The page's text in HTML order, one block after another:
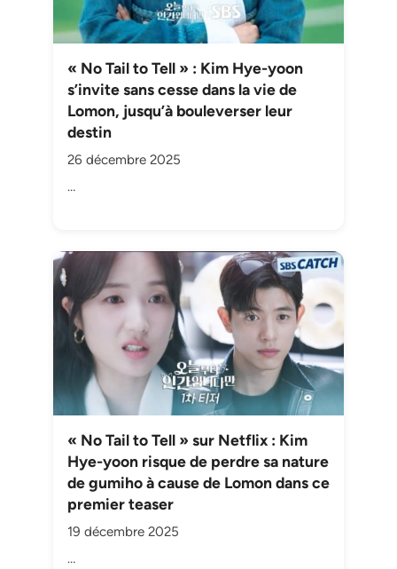
« No Tail to Tell » : Kim Hye-yoon
s’invite sans cesse dans la vie de
Lomon, jusqu’à bouleverser leur
destin
26 décembre 2025
…
« No Tail to Tell » sur Netflix : Kim
Hye-yoon risque de perdre sa nature
de gumiho à cause de Lomon dans ce
premier teaser
19 décembre 2025
…